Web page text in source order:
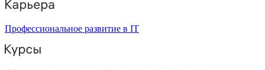
Профессиональное развитие в IT